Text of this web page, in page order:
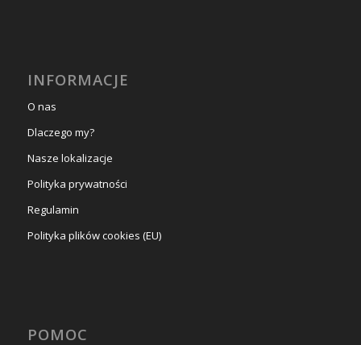
INFORMACJE
O nas
Dlaczego my?
Nasze lokalizacje
Polityka prywatności
Regulamin
Polityka plików cookies (EU)
POMOC